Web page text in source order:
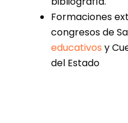
Formaciones
congresos de
educativos y
del Estado